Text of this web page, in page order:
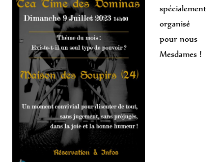
spécialement
organisé
pour nous
Mesdames !